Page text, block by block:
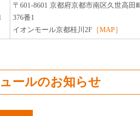
〒601-8601 京都府京都市南区久世高田町
376番1
イオンモール京都桂川2F ［MAP］
ールのお知らせ